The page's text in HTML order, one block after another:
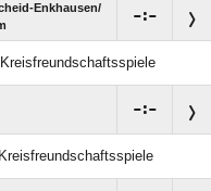
Enkhausen/​
:
: